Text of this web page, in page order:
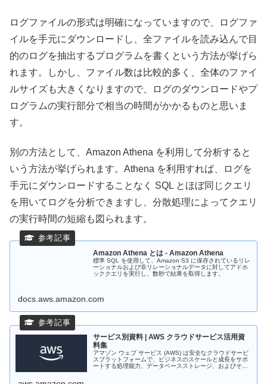
ログファイルの形式は明確になっていますので、ログファ
イルを手元にダウンロードし、全ファイルを読み込んで目
的のログを抽出するプログラムを書くという方法が挙げら
れます。しかし、ファイル数は比較的多く、全体のファイ
ルサイズも大きくなりますので、ログのダウンロードやプ
ログラムの実行部分で相当の時間がかかるものと思いま
す。
別の方法として、Amazon Athena を利用して分析すると
いう方法が挙げられます。Athena を利用すれば、ログを
手元にダウンロードすることなく SQL とほぼ同じクエリ
を用いてログを分析できますし、分散処理によってクエリ
の実行時間の短縮も図られます。
Amazon Athena とは - Amazon Athena
標準 SQL を使用して、Amazon S3 に保存されているリレ
ーショナルおよび非リレーショナルデータに対してアドホ
ッククエリを実行し、数秒で結果を取得します。
docs.aws.amazon.com
サービス別資料 | AWS クラウドサービス活用資
料集
アマゾン ウェブ サービス (AWS) は安全なクラウドサービ
スプラットフォームで、ビジネスのスケールと成長をサポ
ートする処理能力、データベースストレージ、およびその